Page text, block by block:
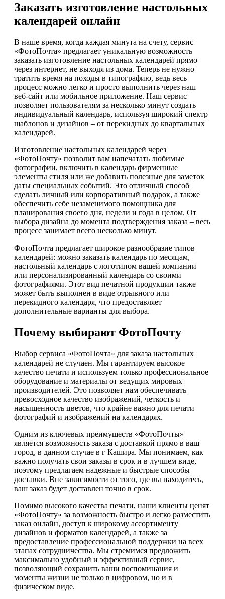
Заказать изготовление настольных
календарей онлайн
В наше время, когда каждая минута на счету, сервис
«ФотоПочта» предлагает уникальную возможность
заказать изготовление настольных календарей прямо
через интернет, не выходя из дома. Теперь не нужно
тратить время на походы в типографию, ведь весь
процесс можно легко и просто выполнить через наш
веб-сайт или мобильное приложение. Наш сервис
позволяет пользователям за несколько минут создать
индивидуальный календарь, используя широкий спектр
шаблонов и дизайнов – от перекидных до квартальных
календарей.
Изготовление настольных календарей через
«ФотоПочту» позволит вам напечатать любимые
фотографии, включить в календарь фирменные
элементы стиля или же добавить полезные для заметок
даты специальных событий. Это отличный способ
сделать личный или корпоративный подарок, а также
обеспечить себе незаменимого помощника для
планирования своего дня, недели и года в целом. От
выбора дизайна до момента подтверждения заказа – весь
процесс занимает всего несколько минут.
ФотоПочта предлагает широкое разнообразие типов
календарей: можно заказать календарь по месяцам,
настольный календарь с логотипом вашей компании
или персонализированный календарь со своими
фотографиями. Этот вид печатной продукции также
может быть выполнен в виде отрывного или
перекидного календаря, что предоставляет
дополнительные варианты для выбора.
Почему выбирают ФотоПочту
Выбор сервиса «ФотоПочта» для заказа настольных
календарей не случаен. Мы гарантируем высокое
качество печати и используем только профессиональное
оборудование и материалы от ведущих мировых
производителей. Это позволяет нам обеспечивать
превосходное качество изображений, четкость и
насыщенность цветов, что крайне важно для печати
фотографий и изображений на календарях.
Одним из ключевых преимуществ «ФотоПочты»
является возможность заказа с доставкой прямо в ваш
город, в данном случае в г Кашира. Мы понимаем, как
важно получать свои заказы в срок и в лучшем виде,
поэтому предлагаем надежные и быстрые способы
доставки. Вне зависимости от того, где вы находитесь,
ваш заказ будет доставлен точно в срок.
Помимо высокого качества печати, наши клиенты ценят
«ФотоПочту» за возможность быстро и легко разместить
заказ онлайн, доступ к широкому ассортименту
дизайнов и форматов календарей, а также за
предоставление профессиональной поддержки на всех
этапах сотрудничества. Мы стремимся предложить
максимально удобный и эффективный сервис,
позволяющий сохранить ваши воспоминания и
моменты жизни не только в цифровом, но и в
физическом виде.